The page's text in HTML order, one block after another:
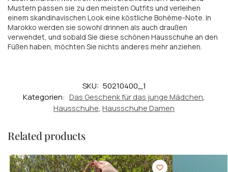
Mustern passen sie zu den meisten Outfits und verleihen
einem skandinavischen Look eine köstliche Bohème-Note. In
Marokko werden sie sowohl drinnen als auch draußen
verwendet, und sobald Sie diese schönen Hausschuhe an den
Füßen haben, möchten Sie nichts anderes mehr anziehen.
SKU: 50210400_1
Kategorien: Das Geschenk für das junge Mädchen,
Hausschuhe, Hausschuhe Damen
Related products